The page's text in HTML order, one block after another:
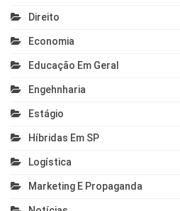
Direito
Economia
Educação Em Geral
Engehnharia
Estágio
Híbridas Em SP
Logística
Marketing E Propaganda